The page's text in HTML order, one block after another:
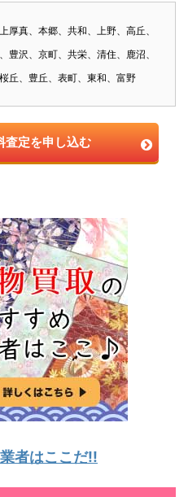
厚真、本郷、共和、上野、高丘、
豊沢、京町、共栄、清住、鹿沼、
丘、豊丘、表町、東和、富野
査定を申し込む
者はここだ!!